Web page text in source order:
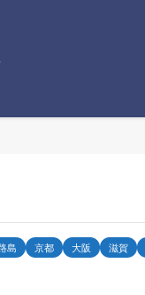
島 京都 大阪 滋賀